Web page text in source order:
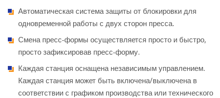
Автоматическая система защиты от блокировки для
одновременной работы с двух сторон пресса.
Смена пресс-формы осуществляется просто и быстро,
просто зафиксировав пресс-форму.
Каждая станция оснащена независимым управлением.
Каждая станция может быть включена/выключена в
соответствии с графиком производства или технического